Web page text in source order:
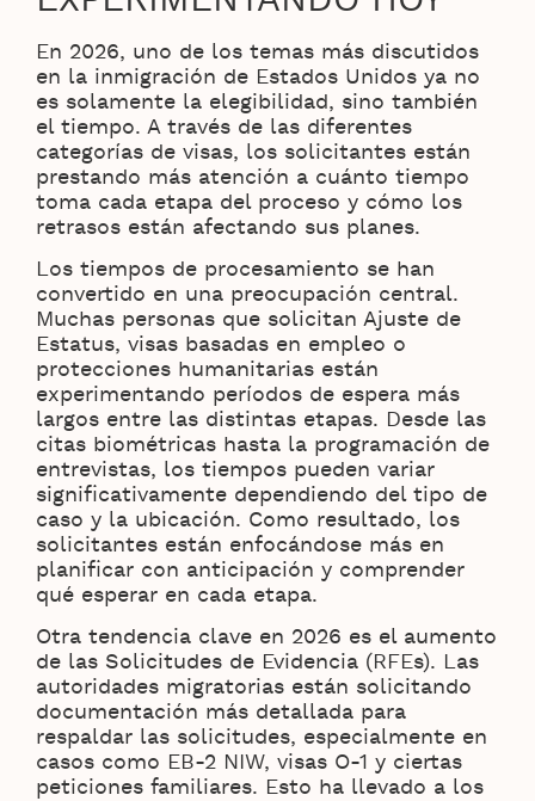
En 2026, uno de los temas más discutidos
en la inmigración de Estados Unidos ya no
es solamente la elegibilidad, sino también
el tiempo. A través de las diferentes
categorías de visas, los solicitantes están
prestando más atención a cuánto tiempo
toma cada etapa del proceso y cómo los
retrasos están afectando sus planes.
Los tiempos de procesamiento se han
convertido en una preocupación central.
Muchas personas que solicitan Ajuste de
Estatus, visas basadas en empleo o
protecciones humanitarias están
experimentando períodos de espera más
largos entre las distintas etapas. Desde las
citas biométricas hasta la programación de
entrevistas, los tiempos pueden variar
significativamente dependiendo del tipo de
caso y la ubicación. Como resultado, los
solicitantes están enfocándose más en
planificar con anticipación y comprender
qué esperar en cada etapa.
Otra tendencia clave en 2026 es el aumento
de las Solicitudes de Evidencia (RFEs). Las
autoridades migratorias están solicitando
documentación más detallada para
respaldar las solicitudes, especialmente en
casos como EB-2 NIW, visas O-1 y ciertas
peticiones familiares. Esto ha llevado a los